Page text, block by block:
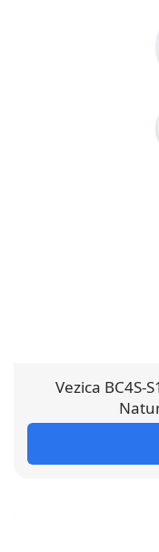
Vezica BC4S-